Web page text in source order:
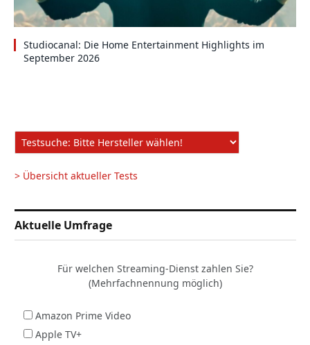
Studiocanal: Die Home Entertainment Highlights im
September 2026
> Übersicht aktueller Tests
Aktuelle Umfrage
Für welchen Streaming-Dienst zahlen Sie?
(Mehrfachnennung möglich)
Amazon Prime Video
Apple TV+